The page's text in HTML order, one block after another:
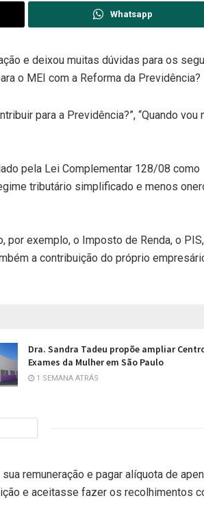
Whatsapp
e deixou muitas dúvidas para os
o MEI com a Reforma da Previdência?
para a Previdência?”, “Quando vou
pela Lei Complementar 128/08 como
tributário simplificado e menos
exemplo, o Imposto de Renda, o
a contribuição do próprio
Dra. Sandra Tadeu propõe ampliar
Exames da Mulher em São Paulo
1 SEMANA ATRÁS
remuneração e pagar alíquota de
e aceitasse fazer os recolhimentos